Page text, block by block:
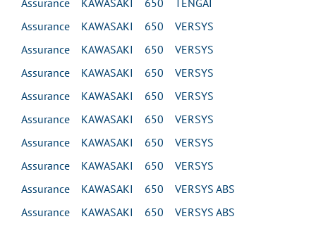
Assurance KAWASAKI 650 TENGAI
Assurance KAWASAKI 650 VERSYS
Assurance KAWASAKI 650 VERSYS
Assurance KAWASAKI 650 VERSYS
Assurance KAWASAKI 650 VERSYS
Assurance KAWASAKI 650 VERSYS
Assurance KAWASAKI 650 VERSYS
Assurance KAWASAKI 650 VERSYS
Assurance KAWASAKI 650 VERSYS ABS
Assurance KAWASAKI 650 VERSYS ABS